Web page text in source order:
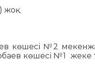
көшесі №2
көшесі №1 жеке